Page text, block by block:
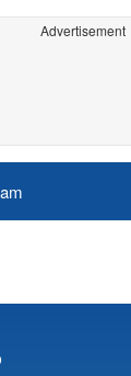
Advertisement